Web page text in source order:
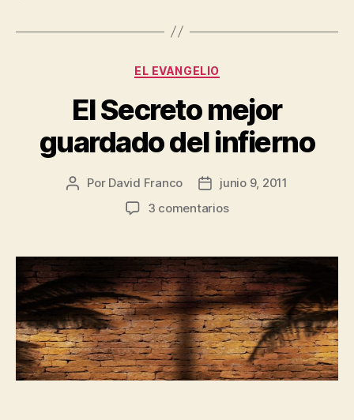
Categorías
EL EVANGELIO
El Secreto mejor
guardado del infierno
Autor
Por David Franco
Fecha
de
junio 9, 2011
3 comentariosen
mejor
guardado
del
infierno